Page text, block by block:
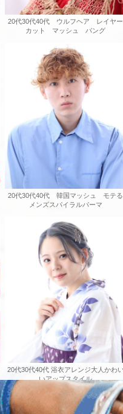
20代30代40代 ウルフヘア レイヤー
カット マッシュ バング
20代30代40代 韓国マッシュ モテる
メンズスパイラルパーマ
20代30代40代 浴衣アレンジ大人かわ
いアップスタイル